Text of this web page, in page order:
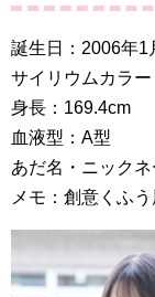
誕生日：2006年1
サイリウムカラ
身長：169.4cm
血液型：A型
あだ名・ニック
メモ：創意くふ